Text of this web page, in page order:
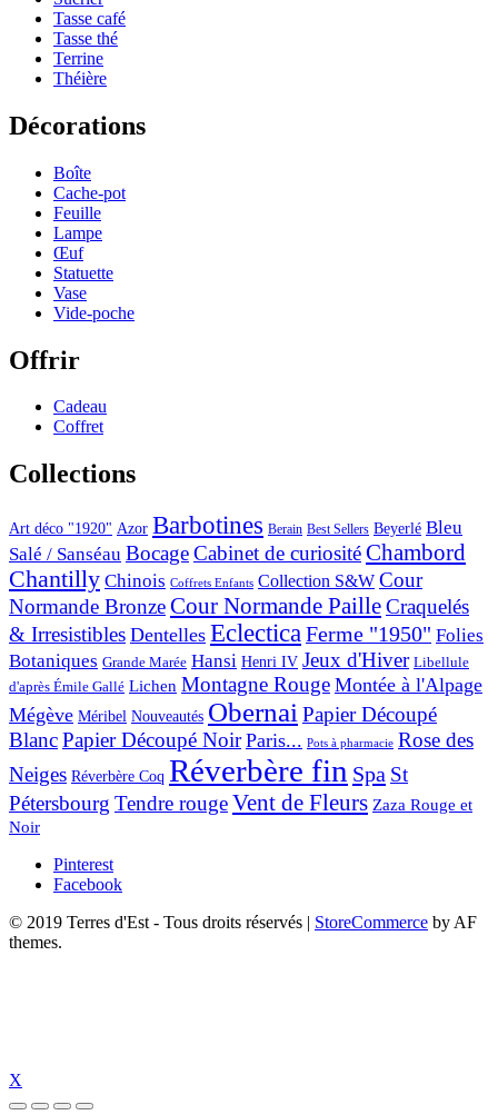
Tasse café
Tasse thé
Terrine
Théière
Décorations
Boîte
Cache-pot
Feuille
Lampe
Œuf
Statuette
Vase
Vide-poche
Offrir
Cadeau
Coffret
Collections
Art déco "1920" Azor Barbotines Berain Best Sellers Beyerlé Bleu
Salé / Sanséau BocageCabinet de curiositéChambord
Chantilly Chinois Coffrets Enfants Collection S&W Cour
Normande BronzeCour Normande PailleCraquelés
& Irresistibles Dentelles EclecticaFerme "1950" Folies
Botaniques Grande Marée Hansi Henri IV Jeux d'Hiver Libellule
d'après Émile Gallé Lichen Montagne Rouge Montée à l'Alpage
Mégève Méribel Nouveautés Obernai Papier Découpé
BlancPapier Découpé Noir Paris... Pots à pharmacie Rose des
Neiges Réverbère Coq Réverbère fin Spa St
Pétersbourg Tendre rougeVent de Fleurs Zaza Rouge et
Noir
Pinterest
Facebook
© 2019 Terres d'Est - Tous droits réservés | StoreCommerce by AF
themes.
X